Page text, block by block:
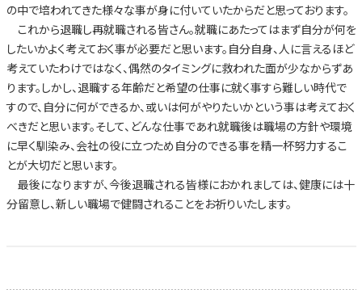
の中で培われてきた様々な事が身に付いていたからだと思っております。
これから退職し再就職される皆さん。就職にあたってはまず自分が何を
したいかよく考えておく事が必要だと思います。自分自身、人に言えるほど
考えていたわけではなく、偶然のタイミングに救われた面が少なからずあ
ります。しかし、退職する年齢だと希望の仕事に就く事すら難しい時代で
すので、自分に何ができるか、或いは何がやりたいかという事は考えておく
べきだと思います。そして、どんな仕事であれ就職後は職場の方針や環境
に早く馴染み、会社の役に立つため自分のできる事を精一杯努力するこ
とが大切だと思います。
最後になりますが、今後退職される皆様におかれましては、健康には十
分留意し、新しい職場で健闘されることをお祈りいたします。